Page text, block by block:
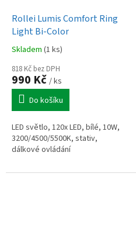
Rollei Lumis Comfort Ring
Light Bi-Color
Skladem (1 ks)
818 Kč bez DPH
990 Kč / ks
Do košíku
LED světlo, 120x LED, bílé, 10W,
3200/4500/5500K, stativ,
dálkové ovládání